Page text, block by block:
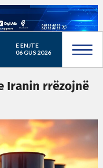
E ENJTE
06 GUS 2026
Iranin rrëzojnë